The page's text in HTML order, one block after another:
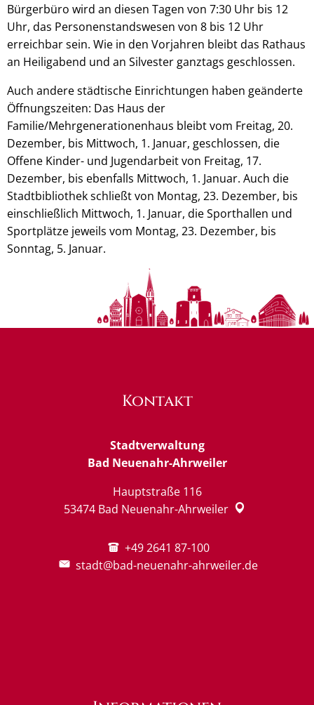
Bürgerbüro wird an diesen Tagen von 7:30 Uhr bis 12
Uhr, das Personenstandswesen von 8 bis 12 Uhr
erreichbar sein. Wie in den Vorjahren bleibt das Rathaus
an Heiligabend und an Silvester ganztags geschlossen.
Auch andere städtische Einrichtungen haben geänderte
Öffnungszeiten: Das Haus der
Familie/Mehrgenerationenhaus bleibt vom Freitag, 20.
Dezember, bis Mittwoch, 1. Januar, geschlossen, die
Offene Kinder- und Jugendarbeit von Freitag, 17.
Dezember, bis ebenfalls Mittwoch, 1. Januar. Auch die
Stadtbibliothek schließt von Montag, 23. Dezember, bis
einschließlich Mittwoch, 1. Januar, die Sporthallen und
Sportplätze jeweils vom Montag, 23. Dezember, bis
Sonntag, 5. Januar.
Kontakt
Stadtverwaltung
Bad Neuenahr-Ahrweiler
Hauptstraße 116
53474 Bad Neuenahr-Ahrweiler
+49 2641 87-100
stadt@bad-neuenahr-ahrweiler.de